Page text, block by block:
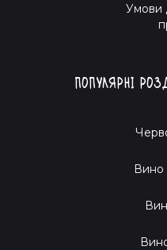
Умови
Популярні
Вино